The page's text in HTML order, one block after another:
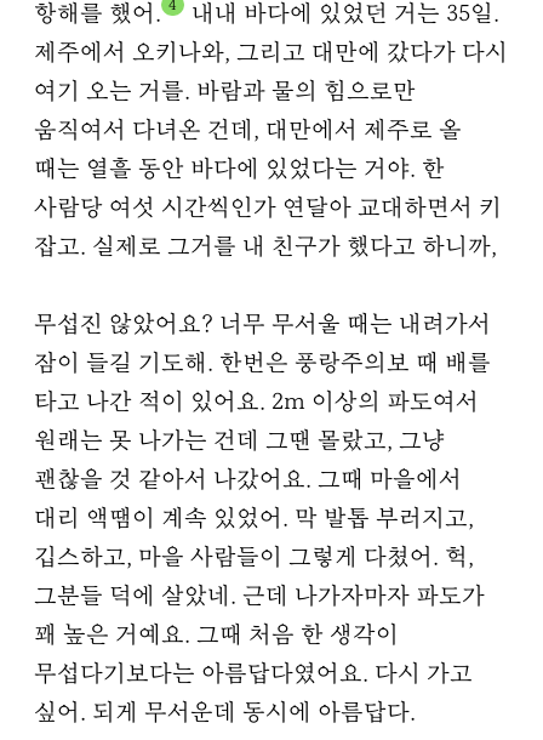
항해를 했어. 4
내내 바다에 있었던 거는 35일.
제주에서 오키나와, 그리고 대만에 갔다가 다시
여기 오는 거를. 바람과 물의 힘으로만
움직여서 다녀온 건데, 대만에서 제주로 올
때는 열흘 동안 바다에 있었다는 거야. 한
사람당 여섯 시간씩인가 연달아 교대하면서 키
잡고. 실제로 그거를 내 친구가 했다고 하니까,
무섭진 않았어요? 너무 무서울 때는 내려가서
잠이 들길 기도해. 한번은 풍랑주의보 때 배를
타고 나간 적이 있어요. 2m 이상의 파도여서
원래는 못 나가는 건데 그땐 몰랐고, 그냥
괜찮을 것 같아서 나갔어요. 그때 마을에서
대리 액땜이 계속 있었어. 막 발톱 부러지고,
깁스하고, 마을 사람들이 그렇게 다쳤어. 헉,
그분들 덕에 살았네. 근데 나가자마자 파도가
꽤 높은 거예요. 그때 처음 한 생각이
무섭다기보다는 아름답다였어요. 다시 가고
싶어. 되게 무서운데 동시에 아름답다.